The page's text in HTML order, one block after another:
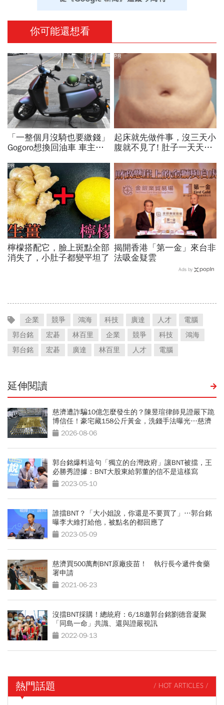
你可能還想看
「一整個月沒騎也要繳錢」
Gogoro想換回油車 車主
最新版電池
起床就先做件事，沒三天小
腹就不見了! 肚子一天天變
PR
檸檬搭配它，臉上斑點全部
消失了，小肚子都變平坦了
PR
揭開香港「第一金」來台非
法吸金疑雲
Ads by
企業 競爭 鴻海 科技 廣達 人才
電腦
郭台銘
宏碁 林百里 企業 競爭 科技
鴻海
郭台銘
宏碁 廣達 林百里 人才 電腦
延伸閱讀
慈濟遭詐騙10億怎麼發生的？陳昱瑄律師見證嚴下跪
博信任！豪宅藏158公斤黃金，洗錢手法曝光…慈濟
回應了
2026-08-06
郭台銘爆料這句「獨立的台灣政府」讓BNT被擋，王
必勝秀證據：BNT大股東給郭董的信不是這樣寫
2023-05-10
誰擋BNT？「大小姐說，你還是不要買了」…郭台銘
曝李大維打給他，被點名的都回應了
2023-05-09
慈濟買500萬劑BNT原廠疫苗！ 執行長今遞件食藥
署申請
2021-06-23
沒擋BNT採購！總統府：6/18邀郭台銘劉德音凝聚
「同島一命」共識、還與證嚴視訊
2022-09-13
熱門話題 / HOT ARTICLES /